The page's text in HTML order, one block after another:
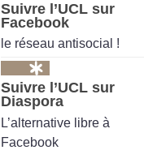
Suivre l’UCL sur
Facebook
le réseau antisocial !
Suivre l’UCL sur
Diaspora
L’alternative libre à
Facebook